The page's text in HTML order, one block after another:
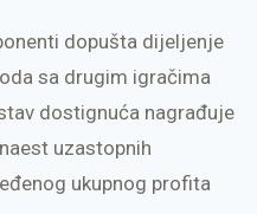
dopušta dijeljenje
sa drugim igračima
dostignuća nagrađuje
uzastopnih
ukupnog profita